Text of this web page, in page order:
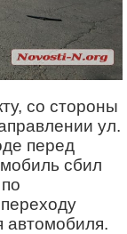
со стороны
ул.
перед
сбил
автомобиля.